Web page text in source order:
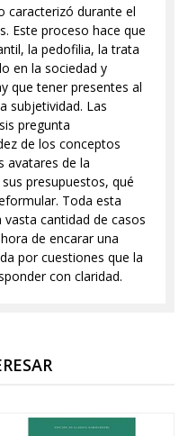
caracterizó durante el
Este proceso hace que
la pedofilia, la trata
en la sociedad y
que tener presentes al
subjetividad. Las
pregunta
de los conceptos
avatares de la
presupuestos, qué
Toda esta
cantidad de casos
de encarar una
por cuestiones que la
con claridad.